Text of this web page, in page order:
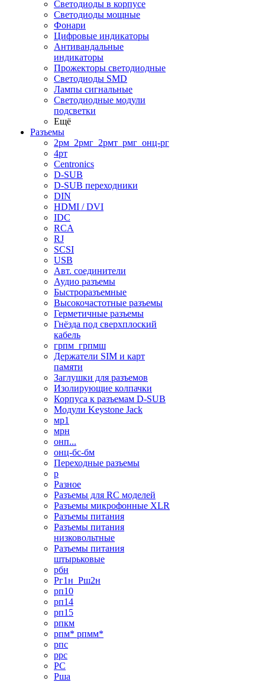
Светодиоды в корпусе
Светодиоды мощные
Фонари
Цифровые индикаторы
Антивандальные
индикаторы
Прожекторы светодиодные
Светодиоды SMD
Лампы сигнальные
Светодиодные модули
подсветки
Ещё
Разъемы
2рм_2рмг_2рмт_рмг_онц-рг
4рт
Centronics
D-SUB
D-SUB переходники
DIN
HDMI / DVI
IDC
RCA
RJ
SCSI
USB
Авт. соединители
Аудио разъемы
Быстроразъемные
Высокочастотные разъемы
Герметичные разъемы
Гнёзда под сверхплоский
кабель
грпм_грпмш
Держатели SIM и карт
памяти
Заглушки для разъемов
Изолирующие колпачки
Корпуса к разъемам D-SUB
Модули Keystone Jack
мр1
мрн
онп...
онц-бс-бм
Переходные разъемы
р
Разное
Разъемы для RC моделей
Разъемы микрофонные XLR
Разъемы питания
Разъемы питания
низковольтные
Разъемы питания
штырьковые
рбн
Рг1н_Рш2н
рп10
рп14
рп15
рпкм
рпм* рпмм*
рпс
ррс
РС
Рша